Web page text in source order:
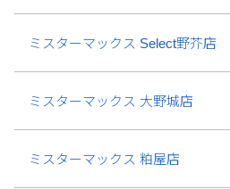
ミスターマックス Select野芥店
ミスターマックス 大野城店
ミスターマックス 粕屋店